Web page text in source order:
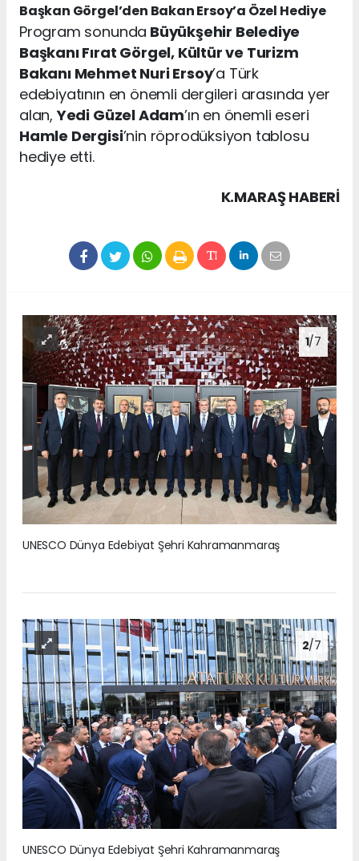
Başkan Görgel’den Bakan Ersoy’a Özel Hediye
Program sonunda Büyükşehir Belediye
Başkanı Fırat Görgel, Kültür ve Turizm
Bakanı Mehmet Nuri Ersoy’a Türk
edebiyatının en önemli dergileri arasında yer
alan,Yedi Güzel Adam’ın en önemli eseri
Hamle Dergisi’nin röprodüksiyon tablosu
hediye etti.
K.MARAŞ HABERİ
1/7
UNESCO Dünya Edebiyat Şehri Kahramanmaraş
2/7
UNESCO Dünya Edebiyat Şehri Kahramanmaraş